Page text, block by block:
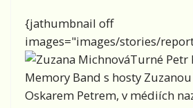
{jathumbnail off
images="images/stories/
Turné Petr
Memory Band s hosty
Oskarem Petrem, v médiích